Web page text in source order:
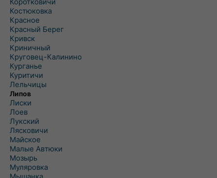
Костюковка
Красное
Красный Берег
Кривск
Криничный
Круговец-Калинино
Курганье
Куритичи
Лельчицы
Липов
Лиски
Лоев
Лукский
Лясковичи
Майское
Малые Автюки
Мозырь
Муляровка